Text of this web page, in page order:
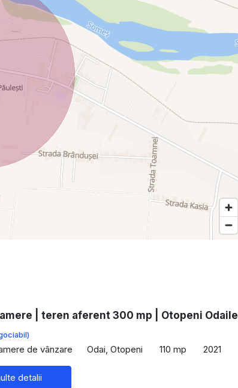
| teren aferent 300 mp | Otopeni Odaile
de vânzare Odai, Otopeni 110 mp 2021
detalii